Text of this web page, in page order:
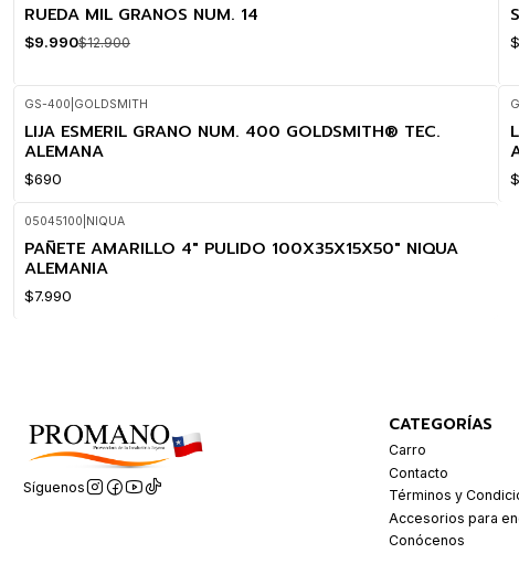
-23%
OFF
RUEDA MIL GRANOS NUM. 14
$9.990$12.900
GS-400 GOLDSMITH
LIJA ESMERIL GRANO NUM. 400 GOLDSMITH® TEC.
ALEMANA
$690
05045100 NIQUA
PAÑETE AMARILLO 4" PULIDO 100X35X15X50" NIQUA
ALEMANIA
$7.990
Síguenos
CATEGORÍAS
Carro
Contacto
Términos y
Accesorios para
Conócenos